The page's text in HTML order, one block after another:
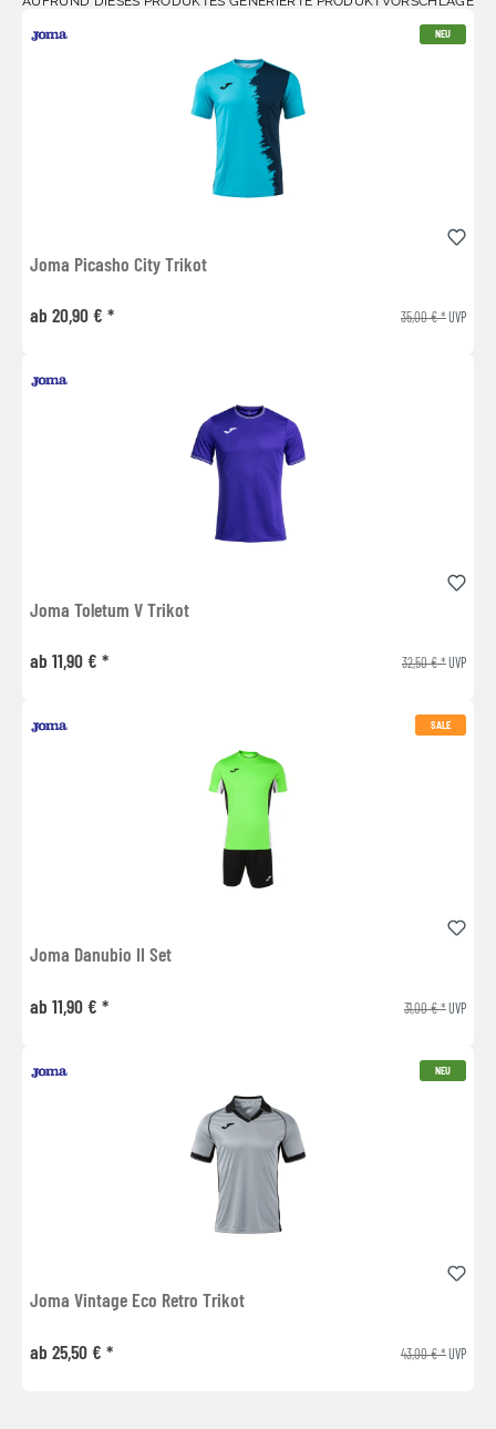
NEU
Joma Picasho City Trikot
ab 20,90 € * 35,00 € *UVP
Joma Toletum V Trikot
ab 11,90 € * 32,50 € *UVP
SALE
Joma Danubio II Set
ab 11,90 € * 31,00 € *UVP
NEU
Joma Vintage Eco Retro Trikot
ab 25,50 € * 43,00 € *UVP